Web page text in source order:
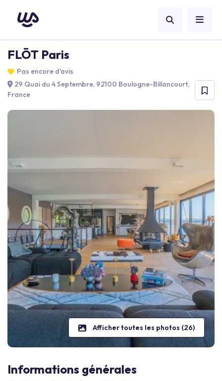
FLŌT Paris
Pas encore d'avis
29 Quai du 4 Septembre, 92100 Boulogne-Billancourt,
France
Afficher toutes les photos (26)
Informations générales